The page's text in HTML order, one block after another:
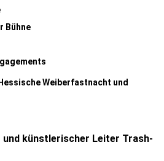
Bühne
Weiberfastnacht und
und künstlerischer Leiter Trash-